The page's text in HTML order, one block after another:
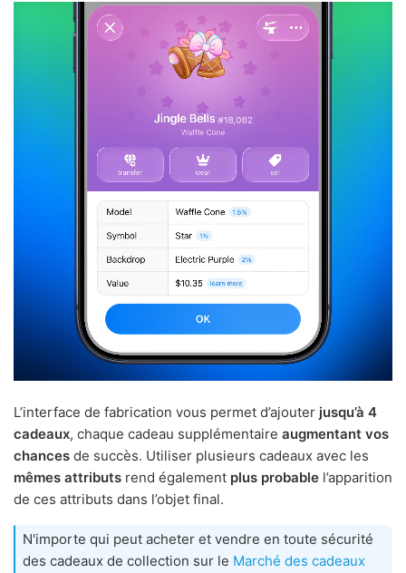
L’interface de fabrication vous permet d’ajouter jusqu’à 4
cadeaux, chaque cadeau supplémentaire augmentant vos
chances de succès. Utiliser plusieurs cadeaux avec les
mêmes attributs rend également plus probable l’apparition
de ces attributs dans l’objet final.
N'importe qui peut acheter et vendre en toute sécurité
des cadeaux de collection sur le Marché des cadeaux